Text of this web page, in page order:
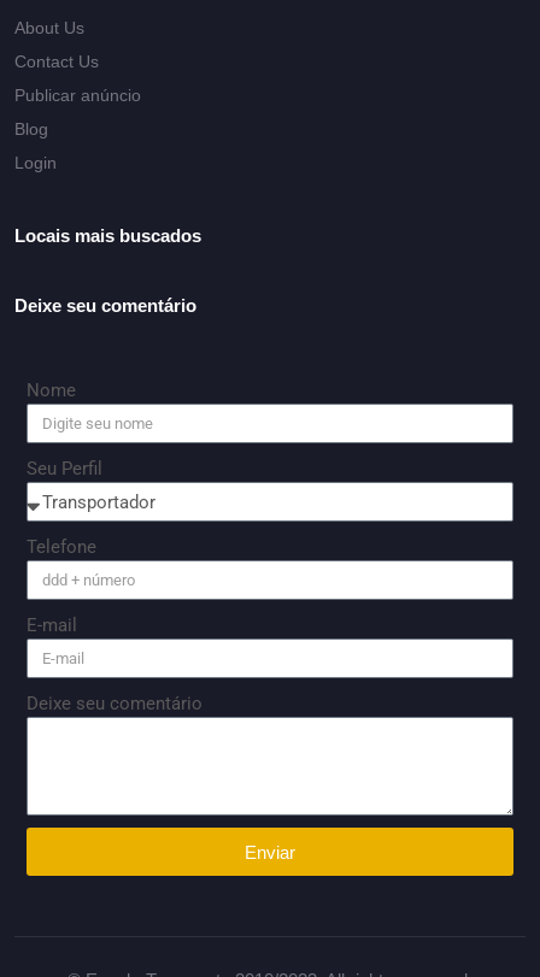
About Us
Contact Us
Publicar anúncio
Blog
Login
Locais mais buscados
Deixe seu comentário
Nome
Seu Perfil
Telefone
E-mail
Deixe seu comentário
Enviar